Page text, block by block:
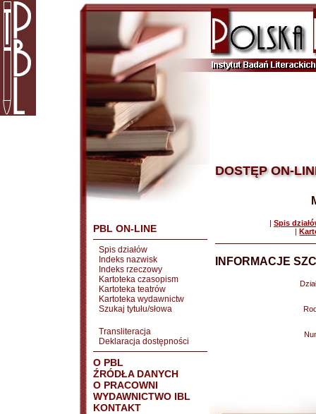
PBL ON-LINE
Spis działów
Indeks nazwisk
Indeks rzeczowy
Kartoteka czasopism
Kartoteka teatrów
Kartoteka wydawnictw
Szukaj tytułu/słowa
Transliteracja
Deklaracja dostępności
O PBL
ŹRÓDŁA DANYCH
O PRACOWNI
WYDAWNICTWO IBL
KONTAKT
DOSTĘP ON-
| Spis
|
INFORMACJE